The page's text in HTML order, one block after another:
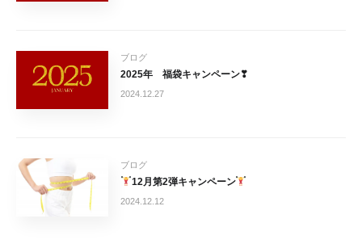
ブログ
2025年 福袋キャンペーン❣
2024.12.27
ブログ
12月第2弾キャンペーン
2024.12.12